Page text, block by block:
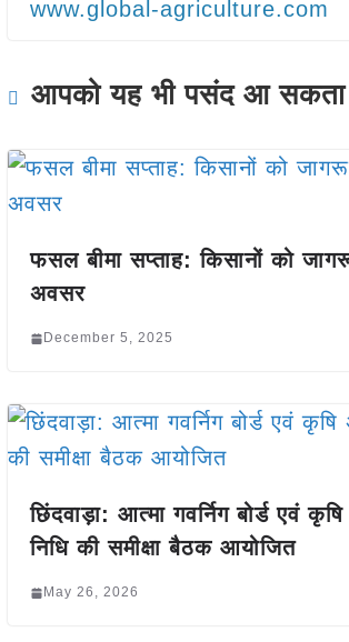
www.global-agriculture.com
आपको यह भी पसंद आ
फसल बीमा सप्ताह: किसानों को
अवसर
December 5, 2025
छिंदवाड़ा: आत्मा गवर्निग बोर्ड एवं
निधि की समीक्षा बैठक आयोजित
May 26, 2026